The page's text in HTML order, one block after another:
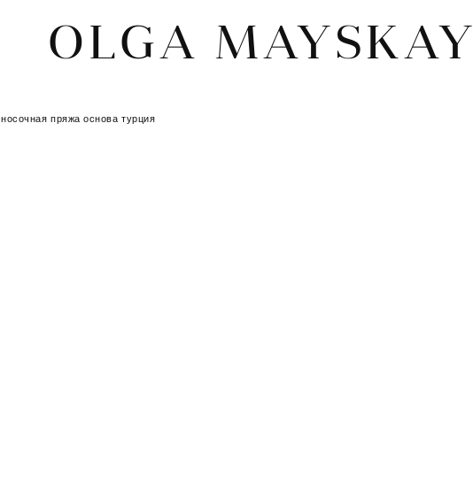
OLGA MAYSKAY
OLGA MAYSKAY
носочная пряжа основа турция